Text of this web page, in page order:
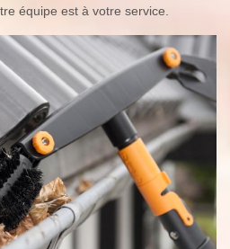
équipe est à votre service.